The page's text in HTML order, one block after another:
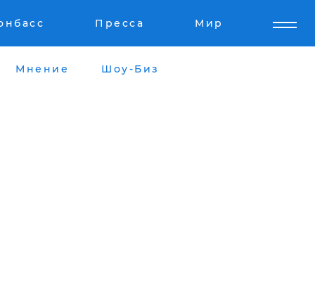
Пресса Мир
Мнение Шоу-Биз